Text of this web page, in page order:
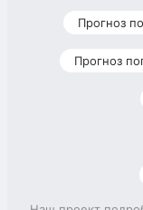
Прогноз
Прогноз